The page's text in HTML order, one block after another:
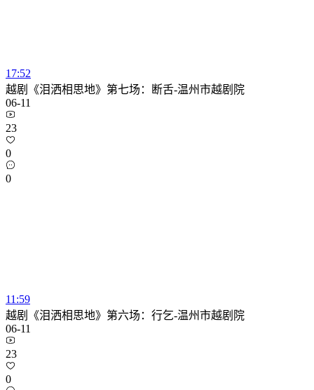
17:52
越剧《泪洒相思地》第七场：断舌-温州市越剧院
06-11
23
0
0
11:59
越剧《泪洒相思地》第六场：行乞-温州市越剧院
06-11
23
0